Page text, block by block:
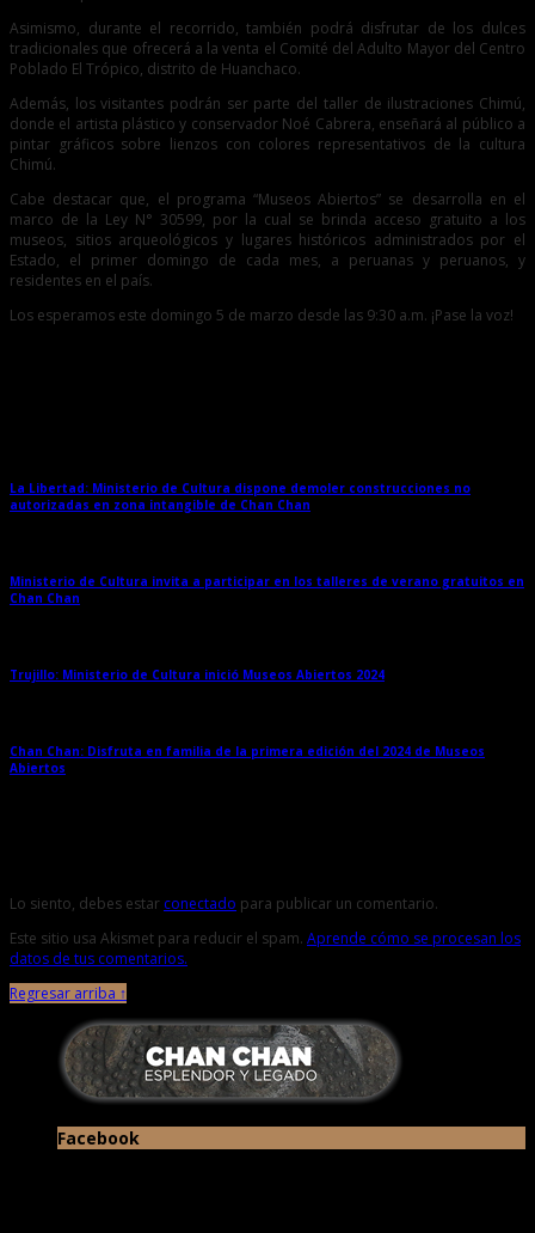
Asimismo, durante el recorrido, también podrá disfrutar de los dulces
tradicionales que ofrecerá a la venta el Comité del Adulto Mayor del Centro
Poblado El Trópico, distrito de Huanchaco.
Además, los visitantes podrán ser parte del taller de ilustraciones Chimú,
donde el artista plástico y conservador Noé Cabrera, enseñará al público a
pintar gráficos sobre lienzos con colores representativos de la cultura
Chimú.
Cabe destacar que, el programa “Museos Abiertos” se desarrolla en el
marco de la Ley N° 30599, por la cual se brinda acceso gratuito a los
museos, sitios arqueológicos y lugares históricos administrados por el
Estado, el primer domingo de cada mes, a peruanas y peruanos, y
residentes en el país.
Los esperamos este domingo 5 de marzo desde las 9:30 a.m. ¡Pase la voz!
La Libertad: Ministerio de Cultura dispone demoler construcciones no
autorizadas en zona intangible de Chan Chan
Ministerio de Cultura invita a participar en los talleres de verano gratuitos en
Chan Chan
Trujillo: Ministerio de Cultura inició Museos Abiertos 2024
Chan Chan: Disfruta en familia de la primera edición del 2024 de Museos
Abiertos
Lo siento, debes estar conectado para publicar un comentario.
Este sitio usa Akismet para reducir el spam. Aprende cómo se procesan los
datos de tus comentarios.
Regresar arriba ↑
Facebook